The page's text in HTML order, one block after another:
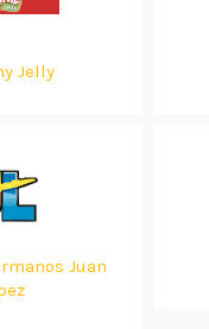
Jelly
Juan